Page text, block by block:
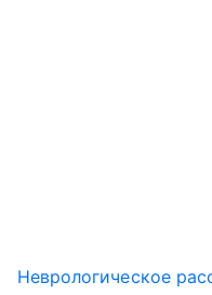
Неврологическое